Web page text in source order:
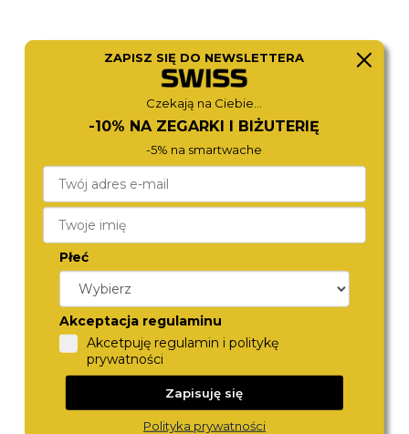
548845 48 55 50 869847 47 20 20
1 790,-
1 690,-
MICHAEL KORS
1 490,-
ZAPISZ SIĘ DO NEWSLETTERA
Czekają na Ciebie...
-10% NA ZEGARKI I BIŻUTERIĘ
-5% na smartwache
Płeć
Akceptacja regulaminu
Akcetpuję regulamin i politykę
prywatności
Zapisuję się
Polityka prywatności